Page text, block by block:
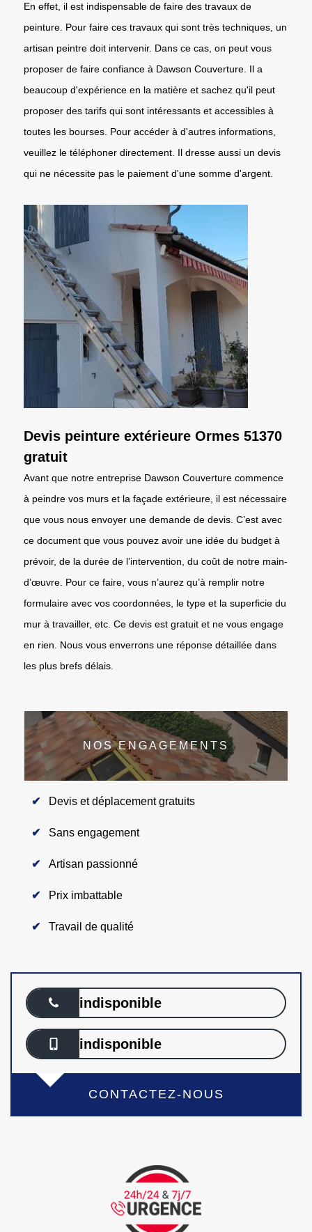
En effet, il est indispensable de faire des travaux de
peinture. Pour faire ces travaux qui sont très techniques, un
artisan peintre doit intervenir. Dans ce cas, on peut vous
proposer de faire confiance à Dawson Couverture. Il a
beaucoup d'expérience en la matière et sachez qu'il peut
proposer des tarifs qui sont intéressants et accessibles à
toutes les bourses. Pour accéder à d'autres informations,
veuillez le téléphoner directement. Il dresse aussi un devis
qui ne nécessite pas le paiement d'une somme d'argent.
Devis peinture extérieure Ormes 51370
gratuit
Avant que notre entreprise Dawson Couverture commence
à peindre vos murs et la façade extérieure, il est nécessaire
que vous nous envoyer une demande de devis. C’est avec
ce document que vous pouvez avoir une idée du budget à
prévoir, de la durée de l’intervention, du coût de notre main-
d’œuvre. Pour ce faire, vous n’aurez qu’à remplir notre
formulaire avec vos coordonnées, le type et la superficie du
mur à travailler, etc. Ce devis est gratuit et ne vous engage
en rien. Nous vous enverrons une réponse détaillée dans
les plus brefs délais.
NOS ENGAGEMENTS
Devis et déplacement gratuits
Sans engagement
Artisan passionné
Prix imbattable
Travail de qualité
indisponible
indisponible
CONTACTEZ-NOUS